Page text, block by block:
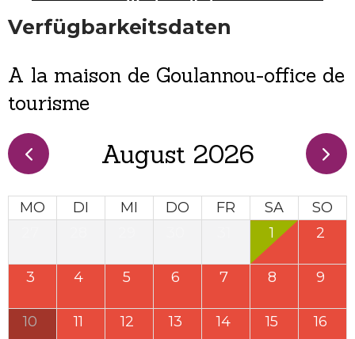
Verfügbarkeitsdaten
A la maison de Goulannou-office de
tourisme
August 2026
MO DI MI DO FR SA
SO
1 2
3 4 5 6 7 8 9
10 11 12 13 14 15 16